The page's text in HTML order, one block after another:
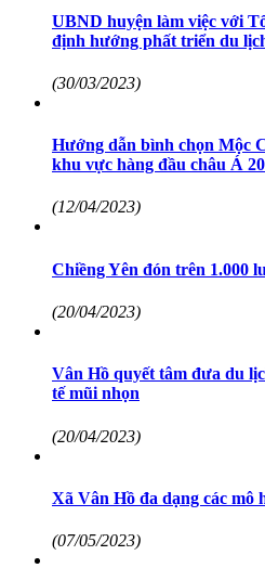
UBND huyện làm việc với
định hướng phất triển du
(30/03/2023)
Hướng dẫn bình chọn Mộc
khu vực hàng đầu châu Á
(12/04/2023)
Chiềng Yên đón trên 1.000
(20/04/2023)
Vân Hồ quyết tâm đưa du
tế mũi nhọn
(20/04/2023)
Xã Vân Hồ đa dạng các mô
(07/05/2023)